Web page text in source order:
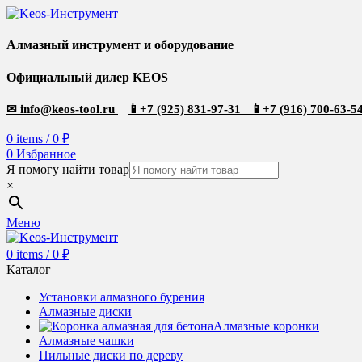
Алмазный инструмент и оборудование
Официальный дилер KEOS
✉ info@keos-tool.ru 📱 +7 (925) 831-97-31 📱 +7 (916) 700-63-
0 items / 0 ₽
0 Избранное
Я помогу найти товар
×
Меню
0 items / 0 ₽
Каталог
Установки алмазного бурения
Алмазные диски
Алмазные коронки
Алмазные чашки
Пильные диски по дереву